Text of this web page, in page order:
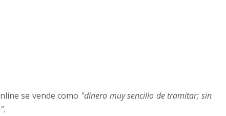
se vende como "dinero muy sencillo de tramitar; sin
.